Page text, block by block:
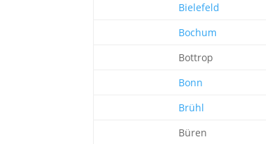
Bielefeld
Bochum
Bottrop
Bonn
Brühl
Büren